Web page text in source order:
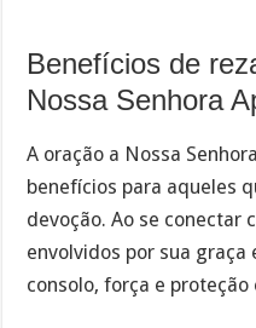
Benefícios de
Nossa Senhora
A oração a Nossa
benefícios para aqueles
devoção. Ao se conectar
envolvidos por sua
consolo, força e